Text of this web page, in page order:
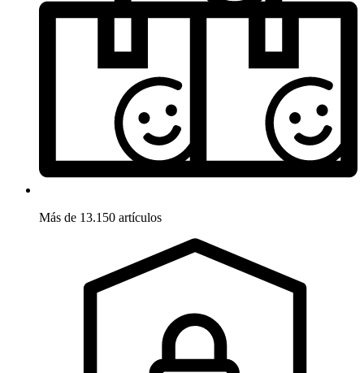
Más de 13.150 artículos